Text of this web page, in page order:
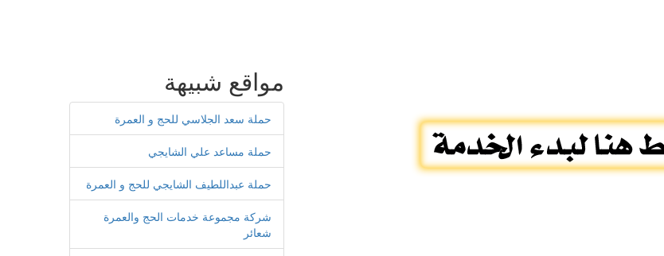
مواقع شبيهة
حملة سعد الجلاسي للحج و العمرة
حملة مساعد علي الشايجي
حملة عبداللطيف الشايجي للحج و العمرة
شركة مجموعة خدمات الحج والعمرة
شعائر